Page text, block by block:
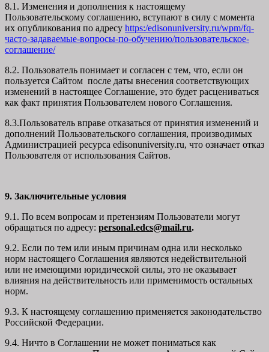
8.1. Изменения и дополнения к настоящему
Пользовательскому соглашению, вступают в силу с момента
их опубликования по адресу https:/edisonuniversity.ru/wpm/fq-
часто-задаваемые-вопросы-по-обучению/пользовательское-
соглашение/
8.2. Пользователь понимает и согласен с тем, что, если он
пользуется Сайтом после даты внесения соответствующих
изменений в настоящее Соглашение, это будет расцениваться
как факт принятия Пользователем нового Соглашения.
8.3.Пользователь вправе отказаться от принятия изменений и
дополнений Пользовательского соглашения, производимых
Администрацией ресурса edisonuniversity.ru, что означает отказ
Пользователя от использования Сайтов.
9. Заключительные условия
9.1. По всем вопросам и претензиям Пользователи могут
обращаться по адресу: personal.edcs@mail.ru.
9.2. Если по тем или иным причинам одна или несколько
норм настоящего Соглашения являются недействительной
или не имеющими юридической силы, это не оказывает
влияния на действительность или применимость остальных
норм.
9.3. К настоящему соглашению применяется законодательство
Российской Федерации.
9.4. Ничто в Соглашении не может пониматься как